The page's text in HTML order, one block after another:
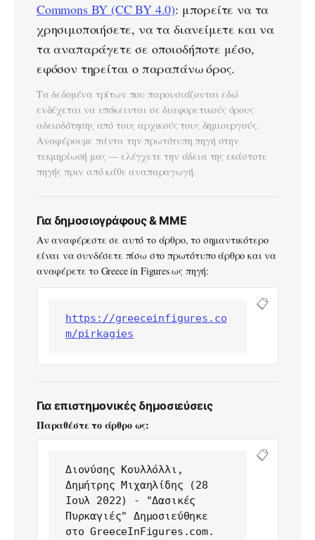
Commons BY (CC BY 4.0): μπορείτε να τα
χρησιμοποιήσετε, να τα διανείμετε και να
τα αναπαράγετε σε οποιοδήποτε μέσο,
εφόσον τηρείται ο παραπάνω όρος.
Τα δεδομένα τρίτων που παρουσιάζονται εδώ
ενδέχεται να υπόκεινται σε διαφορετικούς όρους
αδειοδότησης από τους αρχικούς τους δημιουργούς.
Αναφέρουμε πάντα την πρωτότυπη πηγή στην
τεκμηρίωσή μας — ελέγχετε την άδεια της εκάστοτε
πηγής πριν από κάθε αναπαραγωγή.
Για δημοσιογράφους & ΜΜΕ
Αν αναφέρεστε σε αυτό το άρθρο, το σημαντικότερο
είναι να συνδέσετε πίσω στο πρωτότυπο άρθρο και να
αναφέρετε το Greece in Figures ως πηγή:
https://greeceinfigures.co
m/pirkagies
📋
Για επιστημονικές δημοσιεύσεις
Παραθέστε το άρθρο ως:
Διονύσης Κουλλόλλι,
Δημήτρης Μιχαηλίδης (28
Ιουλ 2022) - "Δασικές
Πυρκαγιές" Δημοσιεύθηκε
στο GreeceInFigures.com.
📋